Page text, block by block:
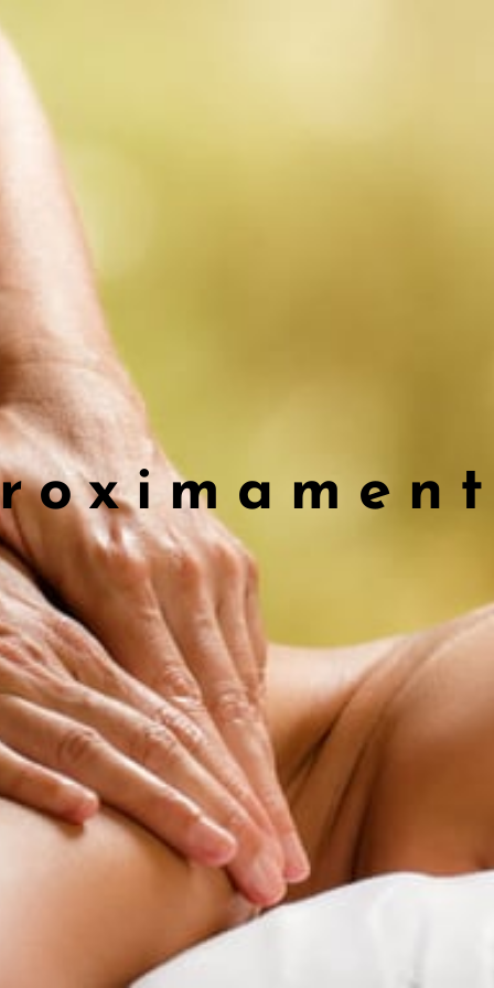
Alineación de vértebras
Reservar
El objetivo fundamental de la quiropraxia, con la Alineación de
Columna Vertebral, es mejorar la salud y el bienestar del ser
humano ajustando las subluxaciones que se presentan en la espina
dorsal y que impiden el funcionamiento normal del sistema
nervioso.
Servicios relacionados